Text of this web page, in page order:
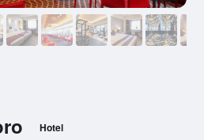
Hotel